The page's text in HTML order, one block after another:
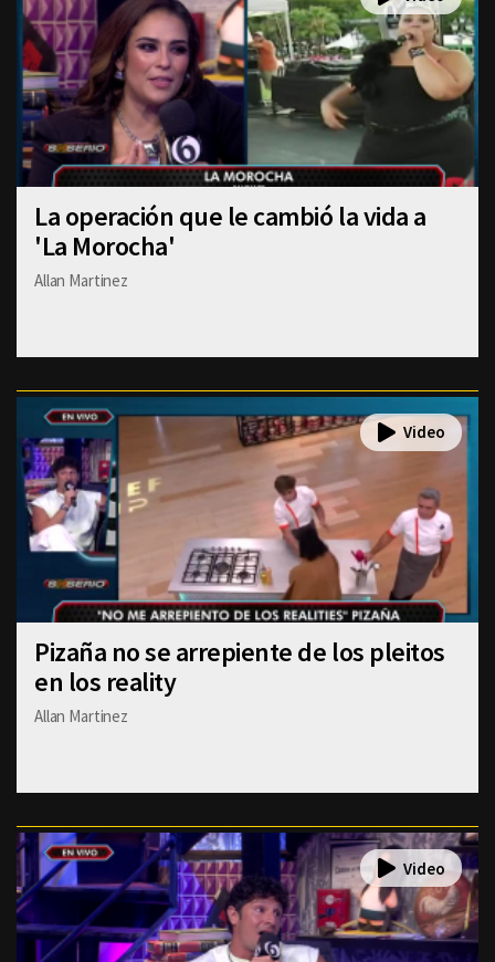
La operación que le cambió la vida a
'La Morocha'
Allan Martinez
Pizaña no se arrepiente de los pleitos
en los reality
Allan Martinez